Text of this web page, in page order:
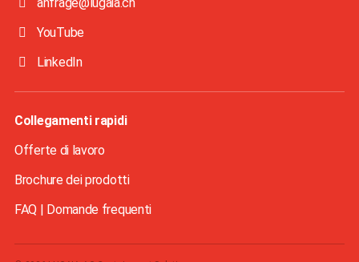
YouTube
LinkedIn
Collegamenti rapidi
Offerte di lavoro
Brochure dei prodotti
FAQ | Domande frequenti